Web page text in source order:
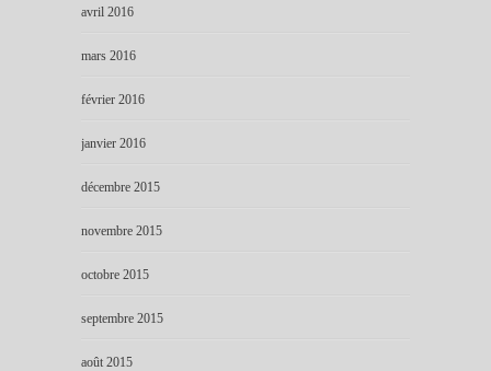
avril 2016
mars 2016
février 2016
janvier 2016
décembre 2015
novembre 2015
octobre 2015
septembre 2015
août 2015